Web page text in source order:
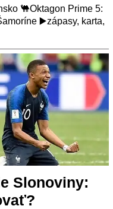
🐫Oktagon Prime 5:
▶️zápasy, karta,
Slonoviny: